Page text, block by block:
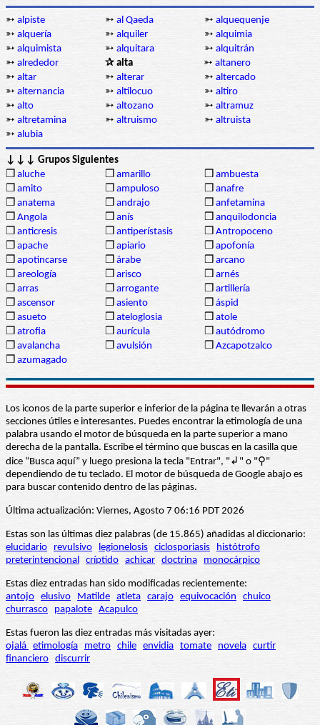
➳ alpiste ➳ al Qaeda ➳ alquequenje
➳ alquería ➳ alquiler ➳ alquimia
➳ alquimista ➳ alquitara ➳ alquitrán
➳ alrededor ✰ alta ➳ altanero
➳ altar ➳ alterar ➳ altercado
➳ alternancia ➳ altílocuo ➳ altiro
➳ alto ➳ altozano ➳ altramuz
➳ altretamina ➳ altruismo ➳ altruista
➳ alubia
↓↓↓ Grupos Siguientes
❒ aluche ❒ amarillo ❒ ambuesta
❒ amito ❒ ampuloso ❒ anafre
❒ anatema ❒ andrajo ❒ anfetamina
❒ Angola ❒ anís ❒ anquilodoncia
❒ anticresis ❒ antiperístasis ❒ Antropoceno
❒ apache ❒ apiario ❒ apofonía
❒ apotincarse ❒ árabe ❒ arcano
❒ areología ❒ arisco ❒ arnés
❒ arras ❒ arrogante ❒ artillería
❒ ascensor ❒ asiento ❒ áspid
❒ asueto ❒ ateloglosia ❒ atole
❒ atrofia ❒ aurícula ❒ autódromo
❒ avalancha ❒ avulsión ❒ Azcapotzalco
❒ azumagado
Los iconos de la parte superior e inferior de la página te llevarán a otras
secciones útiles e interesantes. Puedes encontrar la etimología de una
palabra usando el motor de búsqueda en la parte superior a mano
derecha de la pantalla. Escribe el término que buscas en la casilla que
dice “Busca aquí” y luego presiona la tecla "Entrar", "↲" o "⚲"
dependiendo de tu teclado. El motor de búsqueda de Google abajo es
para buscar contenido dentro de las páginas.
Última actualización: Viernes, Agosto 7 06:16 PDT 2026
Estas son las últimas diez palabras (de 15.865) añadidas al diccionario:
elucidario
revulsivo legionelosis ciclosporiasis
histótrofo
preterintencional críptido achicar doctrina monocárpico
Estas diez entradas han sido modificadas recientemente:
antojo elusivo Matilde atleta carajo equivocación
chuico
churrasco
papalote Acapulco
Estas fueron las diez entradas más visitadas ayer:
ojalá etimología metro chile envidia tomate novela curtir
financiero discurrir